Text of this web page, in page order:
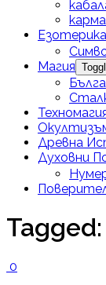
Езотерика
Магия
Древна
Духовни
Tagged:
0